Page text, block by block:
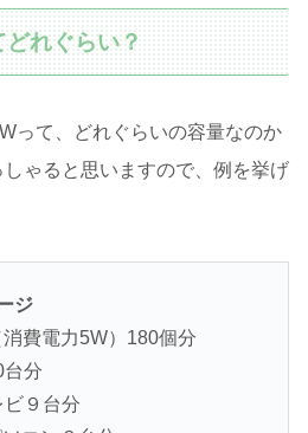
れぐらい？
って、どれぐらいの容量なのか
ゃると思いますので、例を挙げ
ジ
費電力5W）180個分
台分
ビ９台分